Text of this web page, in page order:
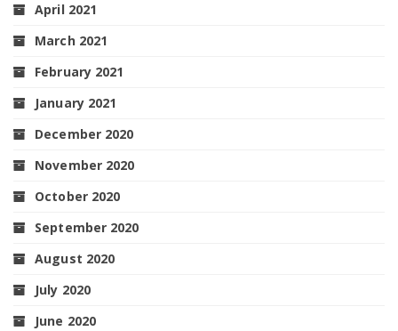
April 2021
March 2021
February 2021
January 2021
December 2020
November 2020
October 2020
September 2020
August 2020
July 2020
June 2020